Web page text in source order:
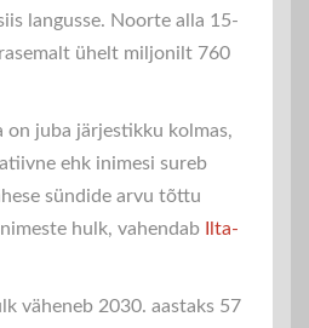
langusse. Noorte alla 15-
ühelt miljonilt 760
on juba järjestikku kolmas,
ehk inimesi sureb
sündide arvu tõttu
hulk, vahendab
Ilta-
väheneb 2030. aastaks 57